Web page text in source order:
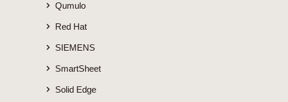
Qumulo
Red Hat
SIEMENS
SmartSheet
Solid Edge